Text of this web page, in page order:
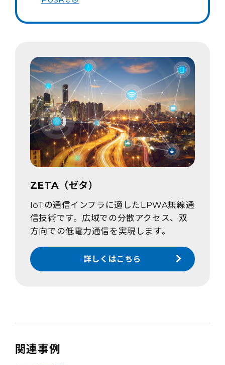
ZETA（ゼタ）
IoTの通信インフラに適したLPWA無線通
信技術です。広域での分散アクセス、双
方向での低電力通信を実現します。
詳しくはこちら
関連事例